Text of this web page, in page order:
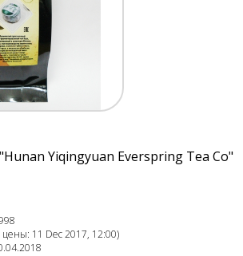
Yiqingyuan Everspring Tea Co"
11 Dec 2017, 12:00)